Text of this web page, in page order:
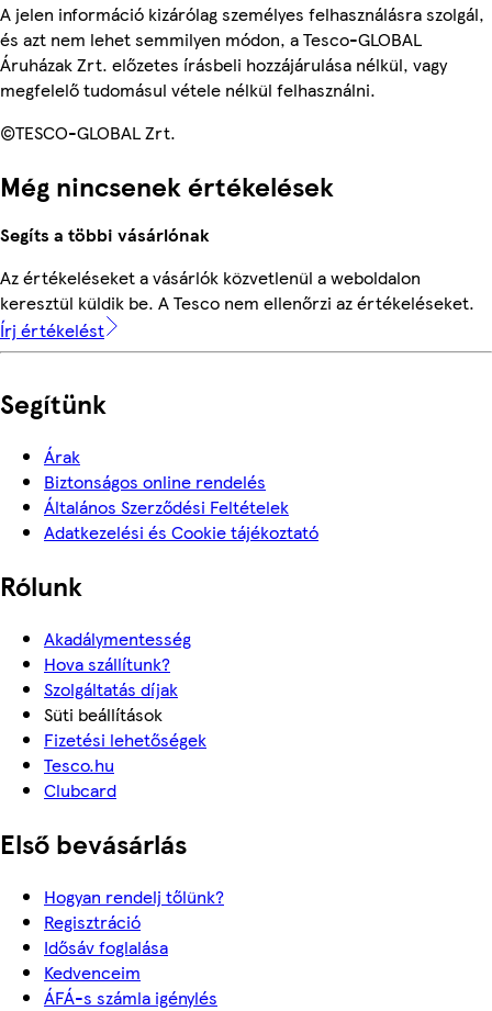
A jelen információ kizárólag személyes felhasználásra szolgál,
és azt nem lehet semmilyen módon, a Tesco-GLOBAL
Áruházak Zrt. előzetes írásbeli hozzájárulása nélkül, vagy
megfelelő tudomásul vétele nélkül felhasználni.
©TESCO-GLOBAL Zrt.
Még nincsenek értékelések
Segíts a többi vásárlónak
Az értékeléseket a vásárlók közvetlenül a weboldalon
keresztül küldik be. A Tesco nem ellenőrzi az értékeléseket.
Írj értékelést
Segítünk
Árak
Biztonságos online rendelés
Általános Szerződési Feltételek
Adatkezelési és Cookie tájékoztató
Rólunk
Akadálymentesség
Hova szállítunk?
Szolgáltatás díjak
Süti beállítások
Fizetési lehetőségek
Tesco.hu
Clubcard
Első bevásárlás
Hogyan rendelj tőlünk?
Regisztráció
Idősáv foglalása
Kedvenceim
ÁFÁ-s számla igénylés